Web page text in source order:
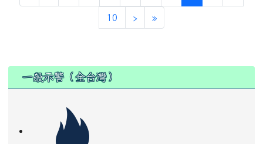
10 › »
一般示警（全台灣）